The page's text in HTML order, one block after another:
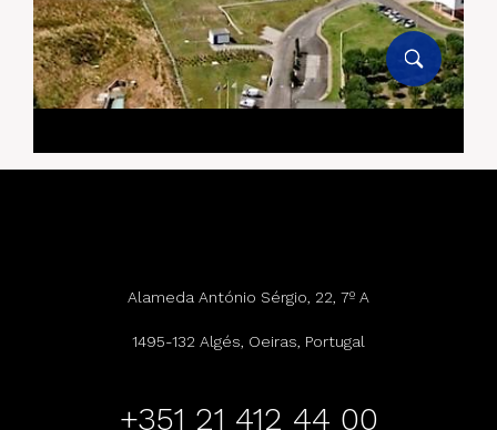
Alameda António Sérgio, 22, 7º A
1495-132 Algés, Oeiras, Portugal
+351 21 412 44 00